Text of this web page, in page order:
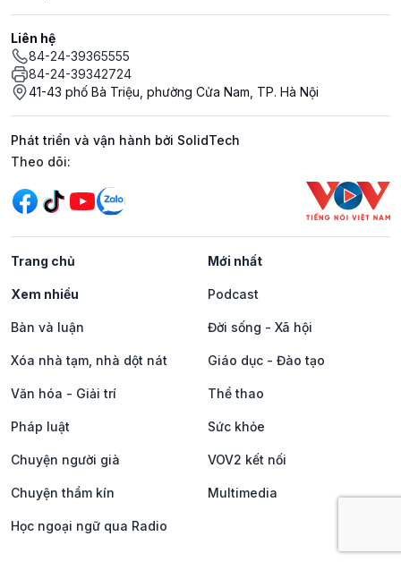
Liên hệ
84-24-39365555
84-24-39342724
41-43 phố Bà Triệu, phường Cửa Nam, TP. Hà Nội
Phát triển và vận hành bởi SolidTech
Mạng xã hội
Theo dõi:
Trang chủ Mới nhất
Xem nhiều Podcast
Bàn và luận Đời sống - Xã hội
Xóa nhà tạm, nhà dột nát Giáo dục - Đào tạo
Văn hóa - Giải trí Thể thao
Pháp luật Sức khỏe
Chuyện người già VOV2 kết nối
Chuyện thầm kín Multimedia
Học ngoại ngữ qua Radio